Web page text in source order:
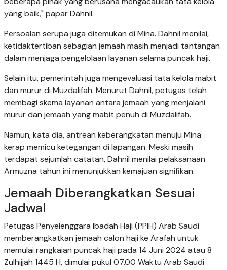
yang baik," papar Dahnil.
Persoalan serupa juga ditemukan di Mina. Dahnil menilai,
ketidaktertiban sebagian jemaah masih menjadi tantangan
dalam menjaga pengelolaan layanan selama puncak haji.
Selain itu, pemerintah juga mengevaluasi tata kelola mabit
dan murur di Muzdalifah. Menurut Dahnil, petugas telah
membagi skema layanan antara jemaah yang menjalani
murur dan jemaah yang mabit penuh di Muzdalifah.
Namun, kata dia, antrean keberangkatan menuju Mina
kerap memicu ketegangan di lapangan. Meski masih
terdapat sejumlah catatan, Dahnil menilai pelaksanaan
Armuzna tahun ini menunjukkan kemajuan signifikan.
Jemaah Diberangkatkan Sesuai
Jadwal
Petugas Penyelenggara Ibadah Haji (PPIH) Arab Saudi
memberangkatkan jemaah calon haji ke Arafah untuk
memulai rangkaian puncak haji pada 14 Juni 2024 atau 8
Zulhijjah 1445 H, dimulai pukul 07.00 Waktu Arab Saudi